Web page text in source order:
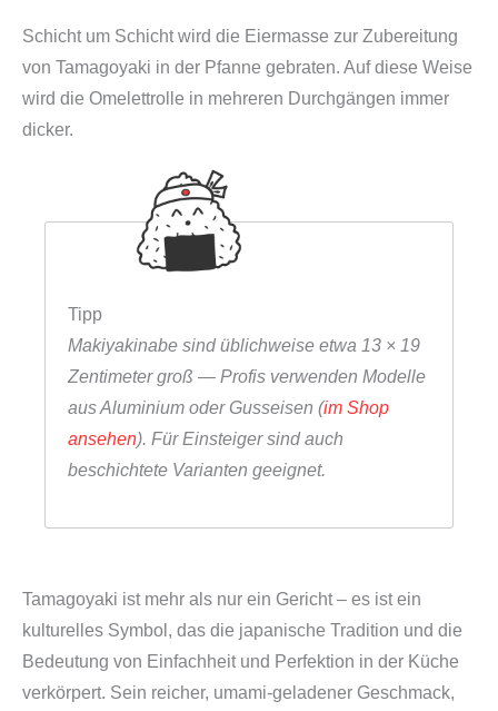
r
e
c
c
g
e
O
m
e
l
t
p
f
a
n
Schicht um Schicht wird die Eiermasse zur Zubereitung
von Tamagoyaki in der Pfanne gebraten. Auf diese Weise
wird die Omelettrolle in mehreren Durchgängen immer
dicker.
Tipp
Makiyakinabe sind üblichweise etwa 13 × 19
Zentimeter groß — Profis verwenden Modelle
aus Aluminium oder Gusseisen (im Shop
ansehen). Für Einsteiger sind auch
beschichtete Varianten geeignet.
Tamagoyaki ist mehr als nur ein Gericht – es ist ein
kulturelles Symbol, das die japanische Tradition und die
Bedeutung von Einfachheit und Perfektion in der Küche
verkörpert. Sein reicher, umami-geladener Geschmack,